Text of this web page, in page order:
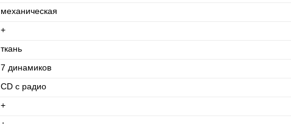
механическая
+
ткань
7 динамиков
CD с радио
+